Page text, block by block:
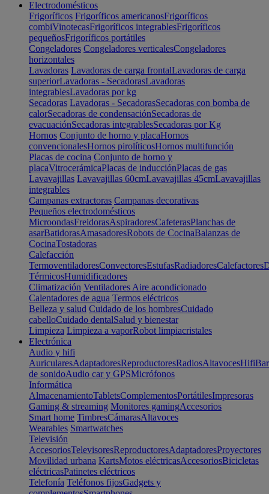
Electrodomésticos
Frigoríficos Frigoríficos americanosFrigoríficos
combiVinotecasFrigoríficos integrablesFrigoríficos
pequeñosFrigoríficos portátiles
Congeladores Congeladores verticalesCongeladores
horizontales
Lavadoras Lavadoras de carga frontalLavadoras de carga
superiorLavadoras - SecadorasLavadoras
integrablesLavadoras por kg
Secadoras Lavadoras - SecadorasSecadoras con bomba de
calorSecadoras de condensaciónSecadoras de
evacuaciónSecadoras integrablesSecadoras por Kg
Hornos Conjunto de horno y placaHornos
convencionalesHornos pirolíticosHornos multifunción
Placas de cocina Conjunto de horno y
placaVitrocerámicaPlacas de inducciónPlacas de gas
Lavavajillas Lavavajillas 60cmLavavajillas 45cmLavavajillas
integrables
Campanas extractoras Campanas decorativas
Pequeños electrodomésticos
MicroondasFreidorasAspiradoresCafeterasPlanchas de
asarBatidorasAmasadoresRobots de CocinaBalanzas de
CocinaTostadoras
Calefacción
TermoventiladoresConvectoresEstufasRadiadoresCalefactores
TérmicosHumidificadores
Climatización Ventiladores Aire acondicionado
Calentadores de agua Termos eléctricos
Belleza y salud Cuidado de los hombresCuidado
cabelloCuidado dentalSalud y bienestar
Limpieza Limpieza a vaporRobot limpiacristales
Electrónica
Audio y hifi
AuricularesAdaptadoresReproductoresRadiosAltavocesHifi
de sonidoAudio car y GPSMicrófonos
Informática
AlmacenamientoTabletsComplementosPortátilesImpresoras
Gaming & streaming Monitores gamingAccesorios
Smart home TimbresCámarasAltavoces
Wearables Smartwatches
Televisión
AccesoriosTelevisoresReproductoresAdaptadoresProyectores
Movilidad urbana KartsMotos eléctricasAccesoriosBicicletas
eléctricasPatinetes eléctricos
Telefonía Teléfonos fijosGadgets y